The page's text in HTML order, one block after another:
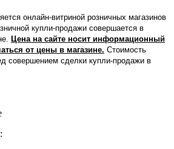
онлайн-витриной розничных магазинов
купли-продажи совершается в
Цена на сайте носит информационный
от цены в магазине. Стоимость
совершением сделки купли-продажи в